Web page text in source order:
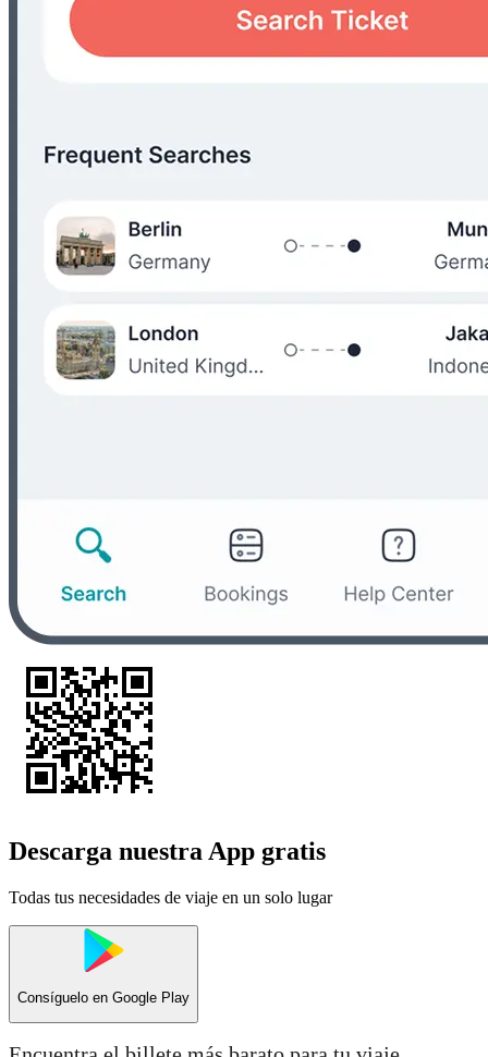
Descarga nuestra App gratis
Todas tus necesidades de viaje en un solo lugar
Consíguelo en Google Play